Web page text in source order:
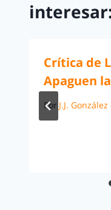
Crítica de
Apaguen
Por J.J.